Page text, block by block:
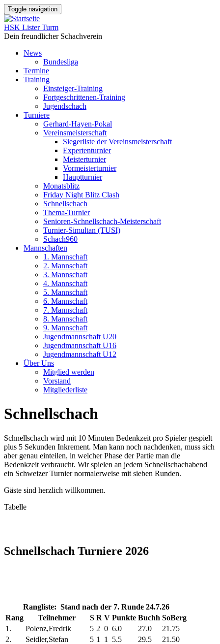
Direkt
zum
Inhalt
Toggle navigation
HSK Lister Turm
Dein freundlicher Schachverein
Main
navigation
News
Bundesliga
Termine
Training
Einsteiger-Training
Fortgeschrittenen-Training
Jugendschach
Turniere
Gerhard-Hayen-Pokal
Vereinsmeisterschaft
Siegerliste der Vereinsmeisterschaft
Expertenturnier
Meisterturnier
Vormeisterturnier
Hauptturnier
Monatsblitz
Friday Night Blitz Clash
Schnellschach
Thema-Turnier
Senioren-Schnellschach-Meisterschaft
Turnier-Simultan (TUSI)
Schach960
Mannschaften
1. Mannschaft
2. Mannschaft
3. Mannschaft
4. Mannschaft
5. Mannschaft
6. Mannschaft
7. Mannschaft
8. Mannschaft
9. Mannschaft
Jugendmannschaft U20
Jugendmannschaft U16
Jugendmannschaft U12
Über Uns
Mitglied werden
Vorstand
Mitgliederliste
Schnellschach
Schnellschach wird mit 10 Minuten Bedenkzeit pro Spieler gespielt
plus 5 Sekunden Inkrement. Man kann noch nachdenken, muss sich
aber genau einteilen, in welcher Phase der Partie man die
Bedenkzeit verbraucht. Wir spielen an jedem Schnellschachabend
ein Schweizer Turnier normalerweise mit sieben Runden.
Gäste sind herzlich willkommen.
Tabelle
Schnellschach Turniere 2026
Rangliste: Stand nach der 7. Runde 24.7.26
Rang
Teilnehmer S R V Punkte Buchh SoBerg
1.
Polenz,Fredrik 5 2 0 6.0 27.0
21.75
2.
Seidler,Stefan 5 1 1 5.5 29.5
21.50